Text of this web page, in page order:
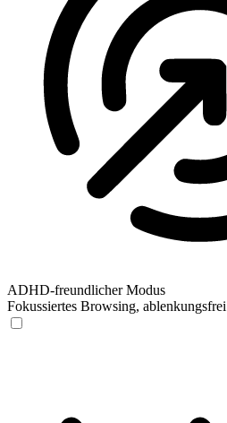
ADHD-freundlicher Modus
Fokussiertes Browsing, ablenkungsfrei